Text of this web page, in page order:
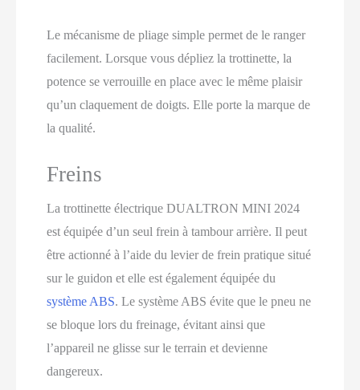
Le mécanisme de pliage simple permet de le ranger
facilement. Lorsque vous dépliez la trottinette, la
potence se verrouille en place avec le même plaisir
qu’un claquement de doigts. Elle porte la marque de
la qualité.
Freins
La trottinette électrique DUALTRON MINI 2024
est équipée d’un seul frein à tambour arrière. Il peut
être actionné à l’aide du levier de frein pratique situé
sur le guidon et elle est également équipée du
système ABS. Le système ABS évite que le pneu ne
se bloque lors du freinage, évitant ainsi que
l’appareil ne glisse sur le terrain et devienne
dangereux.